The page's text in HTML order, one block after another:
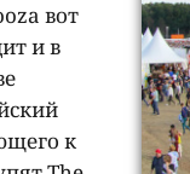
вот
и в
к